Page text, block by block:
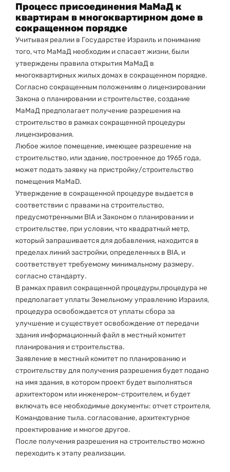
Процесс присоединения МаМаД к
квартирам в многоквартирном доме в
сокращенном порядке
Учитывая реалии в Государстве Израиль и понимание
того, что МаМаД необходим и спасает жизни, были
утверждены правила открытия МаМаД в
многоквартирных жилых домах в сокращенном порядке.
Согласно сокращенным положениям о лицензировании
Закона о планировании и строительстве, создание
МаМаД предполагает получение разрешения на
строительство в рамках сокращенной процедуры
лицензирования.
Любое жилое помещение, имеющее разрешение на
строительство, или здание, построенное до 1965 года,
может подать заявку на пристройку/строительство
помещения MаMаD.
Утверждение в сокращенной процедуре выдается в
соответствии с правами на строительство,
предусмотренными BIA и Законом о планировании и
строительстве, при условии, что квадратный метр,
который запрашивается для добавления, находится в
пределах линий застройки, определенных в BIA, и
соответствует требуемому минимальному размеру.
согласно стандарту.
В рамках правил сокращенной процедуры,процедура не
предполагает уплаты Земельному управлению Израиля,
процедура освобождается от уплаты сбора за
улучшение и существует освобождение от передачи
здания информационный файл в местный комитет
планирования и строительства.
Заявление в местный комитет по планированию и
строительству для получения разрешения будет подано
на имя здания, в котором проект будет выполняться
архитектором или инженером-строителем, и будет
включать все необходимые документы: отчет строителя,
Командование тыла. согласование, архитектурное
проектирование и многое другое.
После получения разрешения на строительство можно
переходить к этапу реализации.